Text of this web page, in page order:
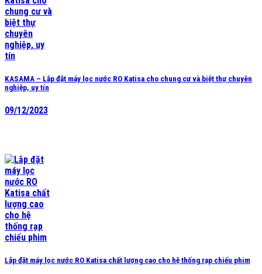
KASAMA – Lắp đặt máy lọc nước RO Katisa cho chung cư và biệt thự chuyên
nghiệp, uy tín
09/12/2023
Lắp đặt máy lọc nước RO Katisa chất lượng cao cho hệ thống rạp chiếu phim